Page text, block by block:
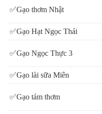
✅Gạo thơm Nhật
✅Gạo Hạt Ngọc Thái
✅Gạo Ngọc Thực 3
✅Gạo lài sữa Miên
✅Gạo tám thơm